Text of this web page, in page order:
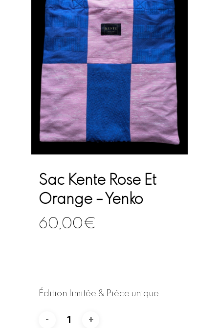
Sac Kente Rose Et
Orange – Yenko
60,00€
Édition limitée & Pièce unique